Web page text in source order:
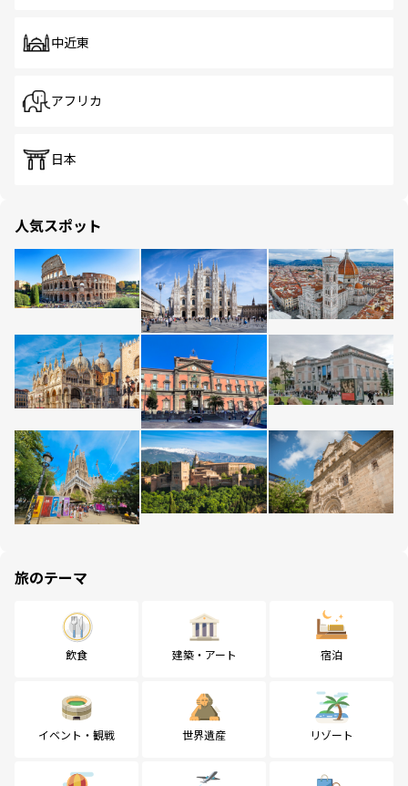
中近東
アフリカ
日本
人気スポット
旅のテーマ
飲食 建築・アート 宿泊
イベント・観戦 世界遺産 リゾート